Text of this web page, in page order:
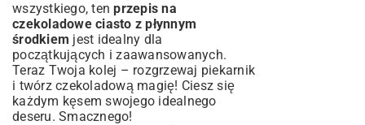
wszystkiego, tenprzepis na
czekoladowe ciasto z płynnym
środkiem jest idealny dla
początkujących i zaawansowanych.
Teraz Twoja kolej – rozgrzewaj piekarnik
i twórz czekoladową magię! Ciesz się
każdym kęsem swojego idealnego
deseru. Smacznego!